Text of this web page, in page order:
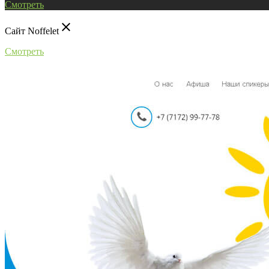
Смотреть
Сайт Noffelet close
Смотреть